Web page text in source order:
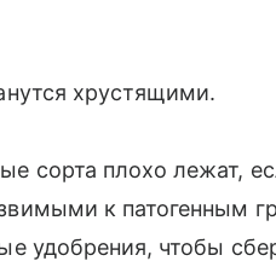
хрустящими.
сорта плохо лежат,
к патогенным
удобрения, чтобы